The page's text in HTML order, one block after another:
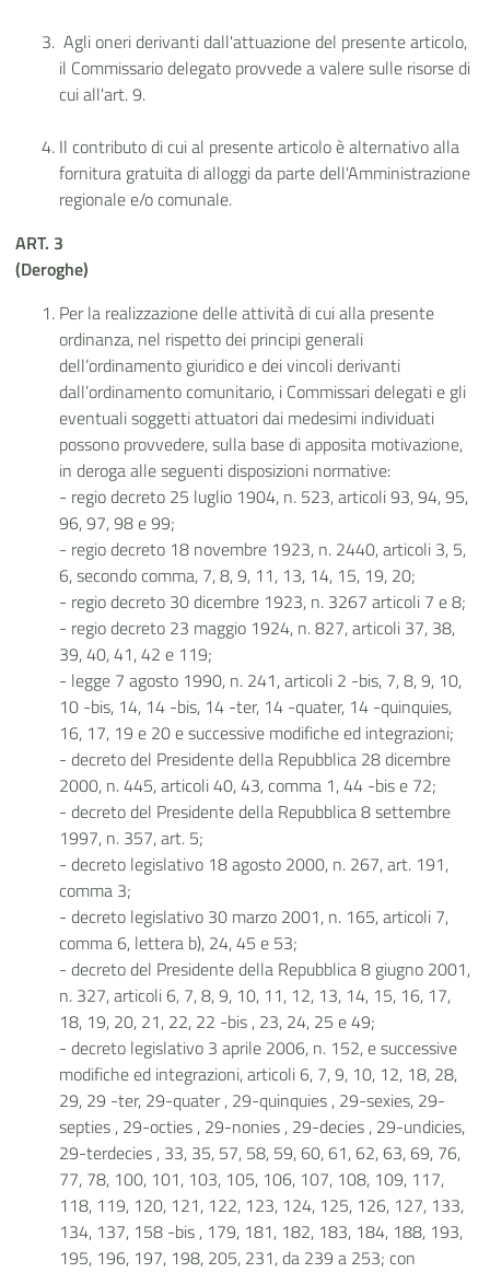
Agli oneri derivanti dall'attuazione del presente articolo,
il Commissario delegato provvede a valere sulle risorse di
cui all'art. 9.
Il contributo di cui al presente articolo è alternativo alla
fornitura gratuita di alloggi da parte dell'Amministrazione
regionale e/o comunale.
ART. 3
(Deroghe)
Per la realizzazione delle attività di cui alla presente
ordinanza, nel rispetto dei principi generali
dell’ordinamento giuridico e dei vincoli derivanti
dall’ordinamento comunitario, i Commissari delegati e gli
eventuali soggetti attuatori dai medesimi individuati
possono provvedere, sulla base di apposita motivazione,
in deroga alle seguenti disposizioni normative:
- regio decreto 25 luglio 1904, n. 523, articoli 93, 94, 95,
96, 97, 98 e 99;
- regio decreto 18 novembre 1923, n. 2440, articoli 3, 5,
6, secondo comma, 7, 8, 9, 11, 13, 14, 15, 19, 20;
- regio decreto 30 dicembre 1923, n. 3267 articoli 7 e 8;
- regio decreto 23 maggio 1924, n. 827, articoli 37, 38,
39, 40, 41, 42 e 119;
- legge 7 agosto 1990, n. 241, articoli 2 -bis, 7, 8, 9, 10,
10 -bis, 14, 14 -bis, 14 -ter, 14 -quater, 14 -quinquies,
16, 17, 19 e 20 e successive modifiche ed integrazioni;
- decreto del Presidente della Repubblica 28 dicembre
2000, n. 445, articoli 40, 43, comma 1, 44 -bis e 72;
- decreto del Presidente della Repubblica 8 settembre
1997, n. 357, art. 5;
- decreto legislativo 18 agosto 2000, n. 267, art. 191,
comma 3;
- decreto legislativo 30 marzo 2001, n. 165, articoli 7,
comma 6, lettera b), 24, 45 e 53;
- decreto del Presidente della Repubblica 8 giugno 2001,
n. 327, articoli 6, 7, 8, 9, 10, 11, 12, 13, 14, 15, 16, 17,
18, 19, 20, 21, 22, 22 -bis , 23, 24, 25 e 49;
- decreto legislativo 3 aprile 2006, n. 152, e successive
modifiche ed integrazioni, articoli 6, 7, 9, 10, 12, 18, 28,
29, 29 -ter, 29-quater , 29-quinquies , 29-sexies, 29-
septies , 29-octies , 29-nonies , 29-decies , 29-undicies,
29-terdecies , 33, 35, 57, 58, 59, 60, 61, 62, 63, 69, 76,
77, 78, 100, 101, 103, 105, 106, 107, 108, 109, 117,
118, 119, 120, 121, 122, 123, 124, 125, 126, 127, 133,
134, 137, 158 -bis , 179, 181, 182, 183, 184, 188, 193,
195, 196, 197, 198, 205, 231, da 239 a 253; con